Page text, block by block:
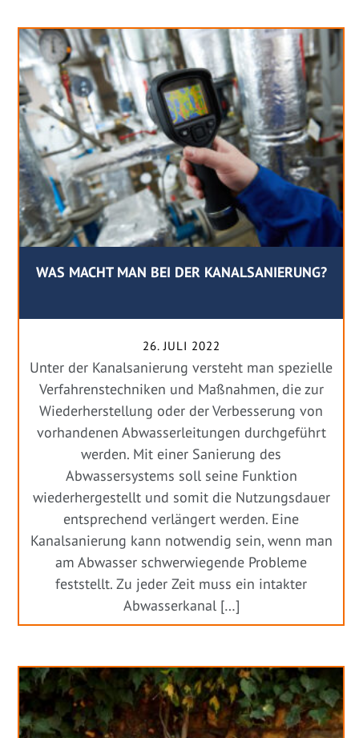
WAS MACHT MAN BEI DER KANALSANIERUNG?
26. JULI 2022
Unter der Kanalsanierung versteht man spezielle
Verfahrenstechniken und Maßnahmen, die zur
Wiederherstellung oder der Verbesserung von
vorhandenen Abwasserleitungen durchgeführt
werden. Mit einer Sanierung des
Abwassersystems soll seine Funktion
wiederhergestellt und somit die Nutzungsdauer
entsprechend verlängert werden. Eine
Kanalsanierung kann notwendig sein, wenn man
am Abwasser schwerwiegende Probleme
feststellt. Zu jeder Zeit muss ein intakter
Abwasserkanal […]